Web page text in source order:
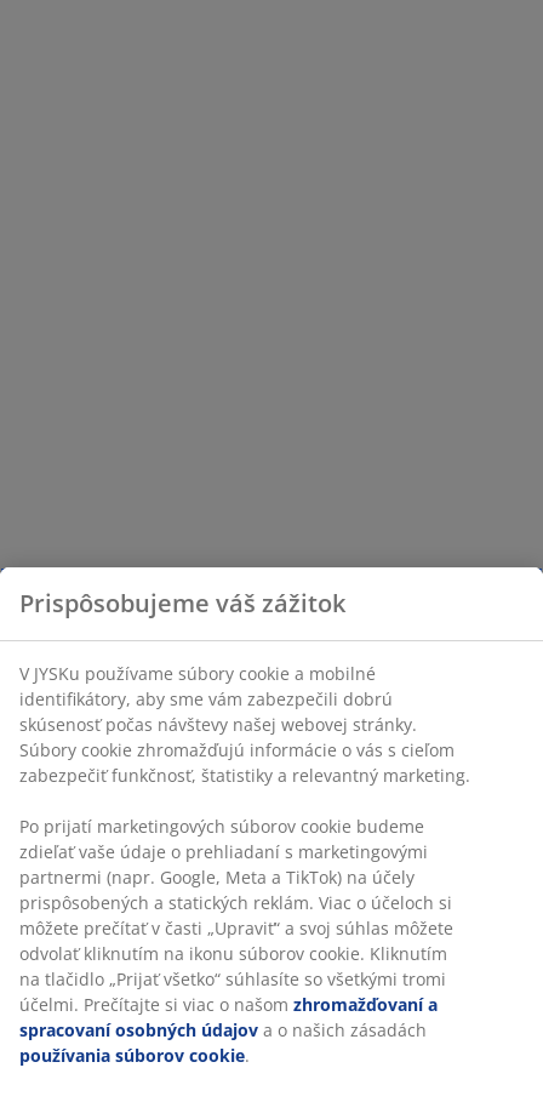
Prispôsobujeme váš zážitok
V JYSKu používame súbory cookie a mobilné
identifikátory, aby sme vám zabezpečili dobrú
skúsenosť počas návštevy našej webovej stránky.
Súbory cookie zhromažďujú informácie o vás s cieľom
zabezpečiť funkčnosť, štatistiky a relevantný marketing.
Po prijatí marketingových súborov cookie budeme
zdieľať vaše údaje o prehliadaní s marketingovými
partnermi (napr. Google, Meta a TikTok) na účely
prispôsobených a statických reklám. Viac o účeloch si
môžete prečítať v časti „Upraviť“ a svoj súhlas môžete
odvolať kliknutím na ikonu súborov cookie. Kliknutím
na tlačidlo „Prijať všetko“ súhlasíte so všetkými tromi
účelmi. Prečítajte si viac o našom zhromažďovaní a
spracovaní osobných údajov a o našich zásadách
používania súborov cookie.